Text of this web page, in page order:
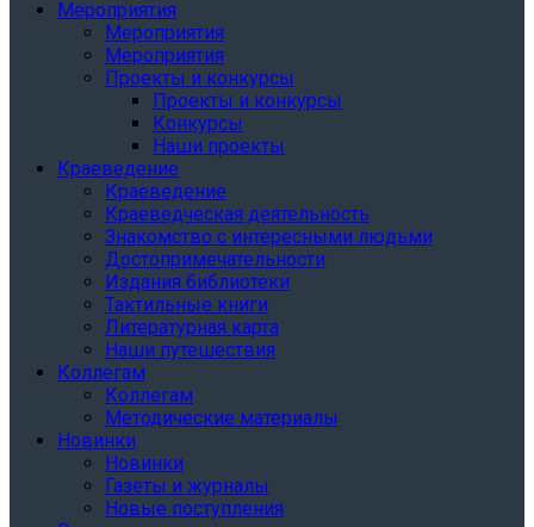
Мероприятия
Мероприятия
Мероприятия
Проекты и конкурсы
Проекты и конкурсы
Конкурсы
Наши проекты
Краеведение
Краеведение
Краеведческая деятельность
Знакомство с интересными людьми
Достопримечательности
Издания библиотеки
Тактильные книги
Литературная карта
Наши путешествия
Коллегам
Коллегам
Методические материалы
Новинки
Новинки
Газеты и журналы
Новые поступления